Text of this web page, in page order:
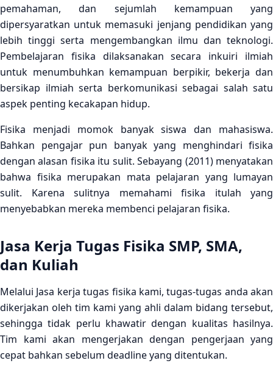
pemahaman, dan sejumlah kemampuan yang
dipersyaratkan untuk memasuki jenjang pendidikan yang
lebih tinggi serta mengembangkan ilmu dan teknologi.
Pembelajaran fisika dilaksanakan secara inkuiri ilmiah
untuk menumbuhkan kemampuan berpikir, bekerja dan
bersikap ilmiah serta berkomunikasi sebagai salah satu
aspek penting kecakapan hidup.
Fisika menjadi momok banyak siswa dan mahasiswa.
Bahkan pengajar pun banyak yang menghindari fisika
dengan alasan fisika itu sulit. Sebayang (2011) menyatakan
bahwa fisika merupakan mata pelajaran yang lumayan
sulit. Karena sulitnya memahami fisika itulah yang
menyebabkan mereka membenci pelajaran fisika.
Jasa Kerja Tugas Fisika SMP, SMA,
dan Kuliah
Melalui Jasa kerja tugas fisika kami, tugas-tugas anda akan
dikerjakan oleh tim kami yang ahli dalam bidang tersebut,
sehingga tidak perlu khawatir dengan kualitas hasilnya.
Tim kami akan mengerjakan dengan pengerjaan yang
cepat bahkan sebelum deadline yang ditentukan.